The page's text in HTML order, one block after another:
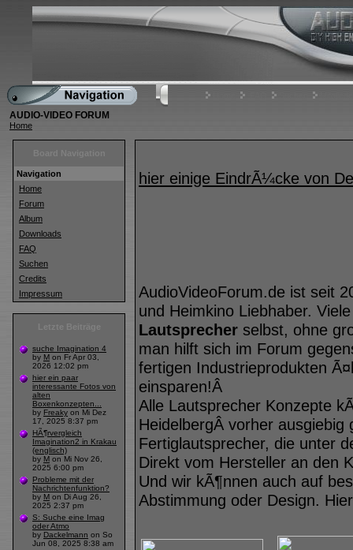
AUDIO-VIDEO FORUM
Home
Navigation
Home
Forum
Album
Downloads
FAQ
Suchen
Credits
Impressum
suche Imagination 4
by M on Fr Apr 03,
2026 12:02 pm
hier ein paar
interessante Fotos von
alten
Boxenkonzepten...
by Freaky on Mi Dez
17, 2025 8:37 pm
HÃ¶rvergleich
Imagination2 in Krakau
(englisch)
by M on Mi Nov 26,
2025 6:00 pm
Probleme mit der
Nachrichtenfunktion?
by M on Di Aug 26,
2025 2:37 pm
S: Suche eine Imag
oder Atmo
by Dackelmann on So
Jun 08, 2025 8:38 am
hier einige EindrÃ¼cke von
AudioVideoForum.de ist seit
und Heimkino Liebhaber.
Lautsprecher selbst, ohne
man hilft sich im Forum
fertigen Industrieprodukten
einsparen!Â
Alle Lautsprecher Konzepte
HeidelbergÂ vorher
Fertiglautsprecher, die unter
Direkt vom Hersteller an den
Und wir kÃ¶nnen auch auf
Abstimmung oder Design.